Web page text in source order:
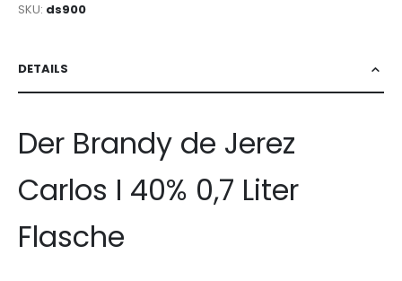
SKU ds900
DETAILS
Der Brandy de Jerez
Carlos I 40% 0,7 Liter
Flasche